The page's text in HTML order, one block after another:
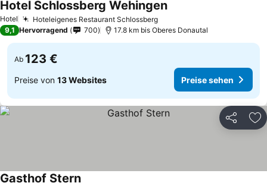
Hotel Hoteleigenes Restaurant Schlossberg
Hotel Schlossberg Wehingen
9,1 Hervorragend 700 17.8 km bis Oberes Donautal
Ab 123 €
Preise von 13 Websites Preise sehen
Teilen
Gasthof Stern